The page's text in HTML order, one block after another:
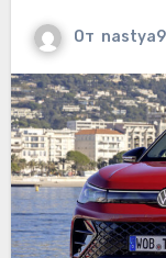
От